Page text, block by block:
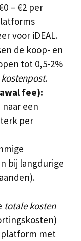
– €2 per
voor iDEAL.
de koop- en
tot 0,5-2%
.
fee):
een
per
bij langdurige
totale kosten
met